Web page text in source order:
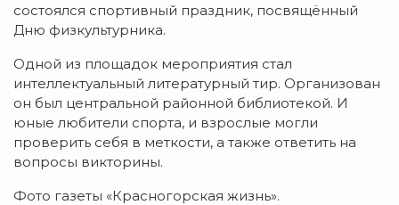
состоялся спортивный праздник, посвящённый
Дню физкультурника.
Одной из площадок мероприятия стал
интеллектуальный литературный тир. Организован
он был центральной районной библиотекой. И
юные любители спорта, и взрослые могли
проверить себя в меткости, а также ответить на
вопросы викторины.
Фото газеты «Красногорская жизнь».